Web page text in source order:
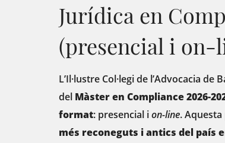
Jurídica en
(presencial i on-
L’Il·lustre Col·legi de l’Advocacia
del Màster en Compliance 2026-
format: presencial ion-line.
més reconeguts i antics del país